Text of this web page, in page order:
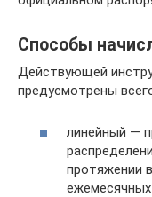
Способы
Действующей
предусмотрены
линейный —
протяжении